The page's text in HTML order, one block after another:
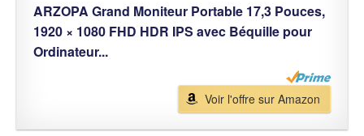
ARZOPA Grand Moniteur Portable 17,3 Pouces,
1920 × 1080 FHD HDR IPS avec Béquille pour
Ordinateur...
Voir l'offre sur Amazon